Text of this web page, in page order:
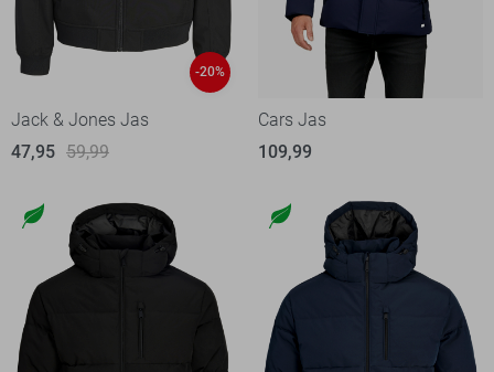
-20%
Jack & Jones Jas
47,95 59,99
Cars Jas
109,99